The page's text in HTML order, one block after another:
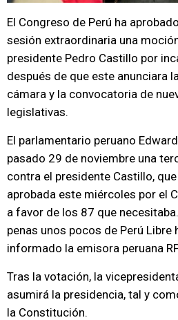
El Congreso de Perú ha
sesión extraordinaria una
presidente Pedro Castillo por
después de que este anunciara
cámara y la convocatoria de
legislativas.
El parlamentario peruano
pasado 29 de noviembre una
contra el presidente Castillo,
aprobada este miércoles por el
a favor de los 87 que
penas unos pocos de Perú Libre
informado la emisora peruana
Tras la votación, la
asumirá la presidencia, tal y
la Constitución.